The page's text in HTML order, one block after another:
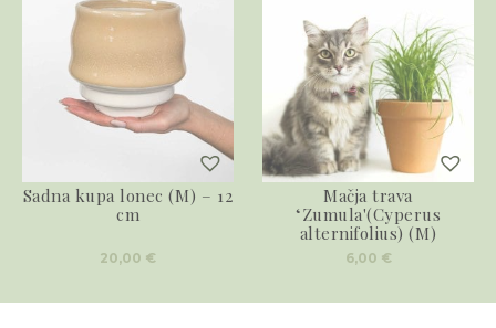
Sadna kupa lonec (M) – 12
cm
20,00 €
Mačja trava
‘Zumula'(Cyperus
alternifolius) (M)
6,00 €